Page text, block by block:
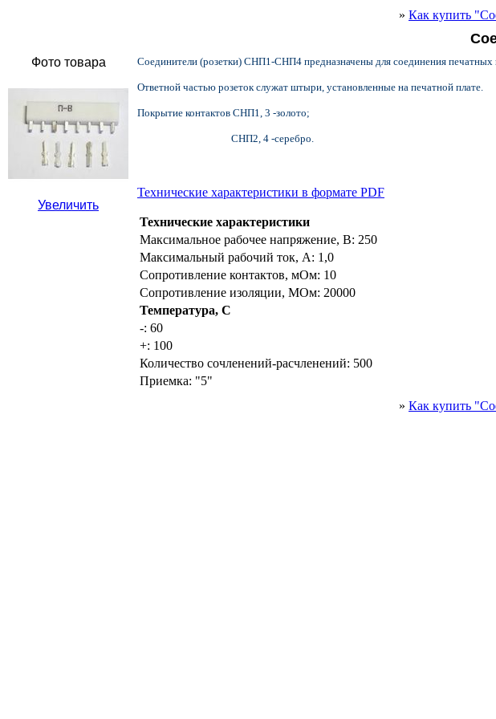
» Как купить
Фото товара
Увеличить
Соединители (розетки) СНП1-СНП4 предназначены для соединения печатных
Ответной частью розеток служат штыри, установленные на печатной плате.
Покрытие контактов СНП1, 3 -золото;
СНП2, 4 -серебро.
Технические характеристики в формате PDF
Технические характеристики
Максимальное рабочее напряжение, В: 250
Максимальный рабочий ток, А: 1,0
Сопротивление контактов, мОм: 10
Сопротивление изоляции, МОм: 20000
Температура, С
-: 60
+: 100
Количество сочленений-расчленений: 500
Приемка: "5"
» Как купить